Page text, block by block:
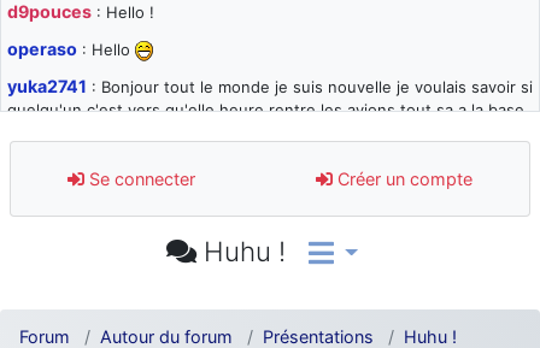
d9pouces : Hello !
operaso : Hello
yuka2741 : Bonjour tout le monde je suis nouvelle je voulais savoir si
quelqu'un c'est vers qu'elle heure rentre les avions tout sa a la base
d9pouces: désolé pour les quelques blocages du site ces derniers
jours : je teste des méthodes contre le spam et les bots trop nocifs
: Super, la nouvelle bannière
d9pouces: je suis un avion@,._,+ > lesquels ? je ne suis pas sûr de
comprendre
Se connecter Créer un compte
Huhu !
Forum Autour du forum Présentations Huhu !